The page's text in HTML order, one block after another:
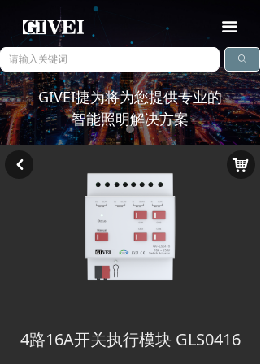
GIVEI捷为将为您提供专业的
智能照明解决方案
ꅀ 查看详情
ꄠ
끀
4路16A开关执行模块 GLS0416
낙
낒